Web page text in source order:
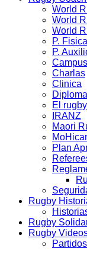
World
World
World
P.
P.
Charlas
Clinica
El
IRANZ
Maori
Plan
Rugby
Rugby
Rugby